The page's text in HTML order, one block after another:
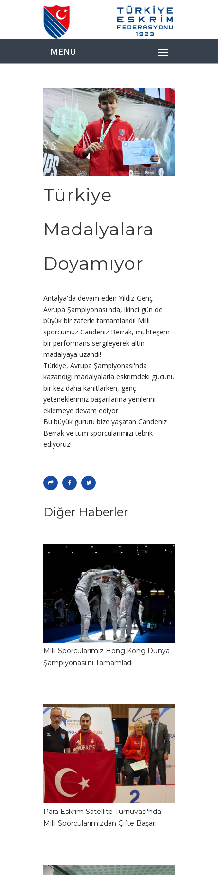
Paylaş:
Türkiye
Madalyalara
Doyamıyor
Antalya'da devam eden Yıldız-Genç
Avrupa Şampiyonası'nda, ikinci gün de
büyük bir zaferle tamamlandı! Milli
sporcumuz Candeniz Berrak, muhteşem
bir performans sergileyerek altın
madalyaya uzandı!
Türkiye, Avrupa Şampiyonası'nda
kazandığı madalyalarla eskrimdeki gücünü
bir kez daha kanıtlarken, genç
yeteneklerimiz başarılarına yenilerini
eklemeye devam ediyor.
Bu büyük gururu bize yaşatan Candeniz
Berrak ve tüm sporcularımızı tebrik
ediyoruz!
Diğer Haberler
Milli Sporcularımız Hong Kong Dünya
Şampiyonası'nı Tamamladı
Para Eskrim Satellite Turnuvası'nda
Milli Sporcularımızdan Çifte Başarı